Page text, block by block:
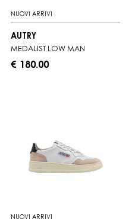
NUOVI ARRIVI
AUTRY
MEDALIST LOW MAN
€ 180.00
NUOVI ARRIVI